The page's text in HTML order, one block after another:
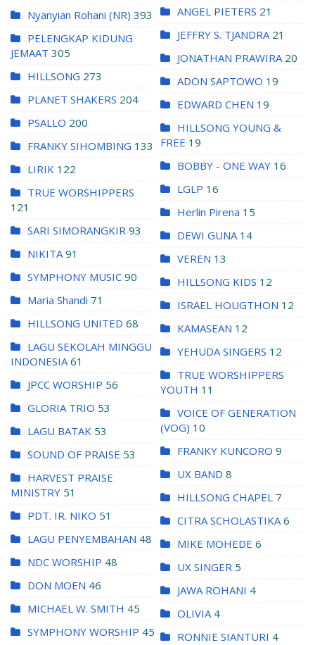
Nyanyian Rohani (NR) 393
PELENGKAP KIDUNG
JEMAAT 305
HILLSONG 273
PLANET SHAKERS 204
PSALLO 200
FRANKY SIHOMBING 133
LIRIK 122
TRUE WORSHIPPERS
121
SARI SIMORANGKIR 93
NIKITA 91
SYMPHONY MUSIC 90
Maria Shandi 71
HILLSONG UNITED 68
LAGU SEKOLAH MINGGU
INDONESIA 61
JPCC WORSHIP 56
GLORIA TRIO 53
LAGU BATAK 53
SOUND OF PRAISE 53
HARVEST PRAISE
MINISTRY 51
PDT. IR. NIKO 51
LAGU PENYEMBAHAN 48
NDC WORSHIP 48
DON MOEN 46
MICHAEL W. SMITH 45
SYMPHONY WORSHIP 45
ANGEL PIETERS 21
JEFFRY S. TJANDRA 21
JONATHAN PRAWIRA 20
ADON SAPTOWO 19
EDWARD CHEN 19
HILLSONG YOUNG &
FREE 19
BOBBY - ONE WAY 16
LGLP 16
Herlin Pirena 15
DEWI GUNA 14
VEREN 13
HILLSONG KIDS 12
ISRAEL HOUGTHON 12
KAMASEAN 12
YEHUDA SINGERS 12
TRUE WORSHIPPERS
YOUTH 11
VOICE OF GENERATION
(VOG) 10
FRANKY KUNCORO 9
UX BAND 8
HILLSONG CHAPEL 7
CITRA SCHOLASTIKA 6
MIKE MOHEDE 6
UX SINGER 5
JAWA ROHANI 4
OLIVIA 4
RONNIE SIANTURI 4